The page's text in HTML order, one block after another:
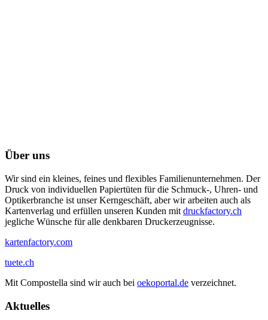
Über uns
Wir sind ein kleines, feines und flexibles Familienunternehmen. Der
Druck von individuellen Papiertüten für die Schmuck-, Uhren- und
Optikerbranche ist unser Kerngeschäft, aber wir arbeiten auch als
Kartenverlag und erfüllen unseren Kunden mit druckfactory.ch
jegliche Wünsche für alle denkbaren Druckerzeugnisse.
kartenfactory.com
tuete.ch
Mit Compostella sind wir auch bei oekoportal.de verzeichnet.
Aktuelles